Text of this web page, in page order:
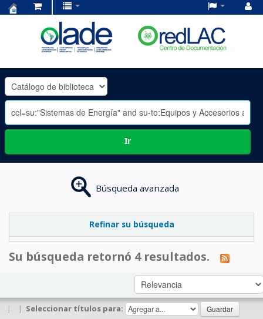
OLADE
-
Ir
Búsqueda avanzada
Refinar su búsqueda
Su búsqueda retornó 4 resultados.
| | Seleccionar títulos para: